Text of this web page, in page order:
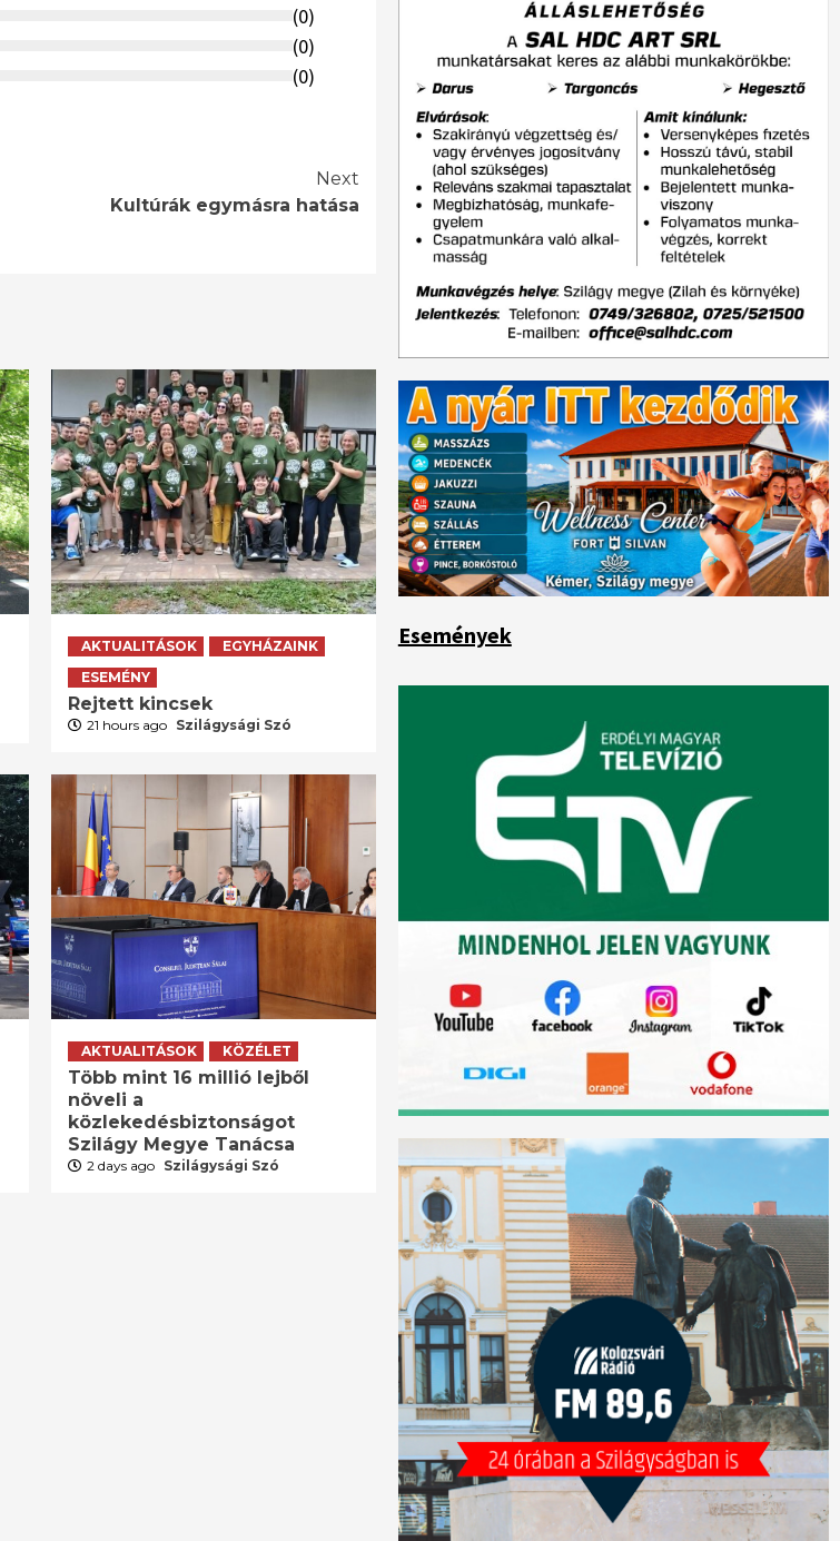
(0)
(0)
(0)
Next
Kultúrák egymásra hatása
AKTUALITÁSOK
EGYHÁZAINK
ESEMÉNY
Rejtett kincsek
21 hours ago Szilágysági Szó
AKTUALITÁSOK KÖZÉLET
Több mint 16 millió lejből
növeli a
közlekedésbiztonságot
Szilágy Megye Tanácsa
2 days ago Szilágysági Szó
Események